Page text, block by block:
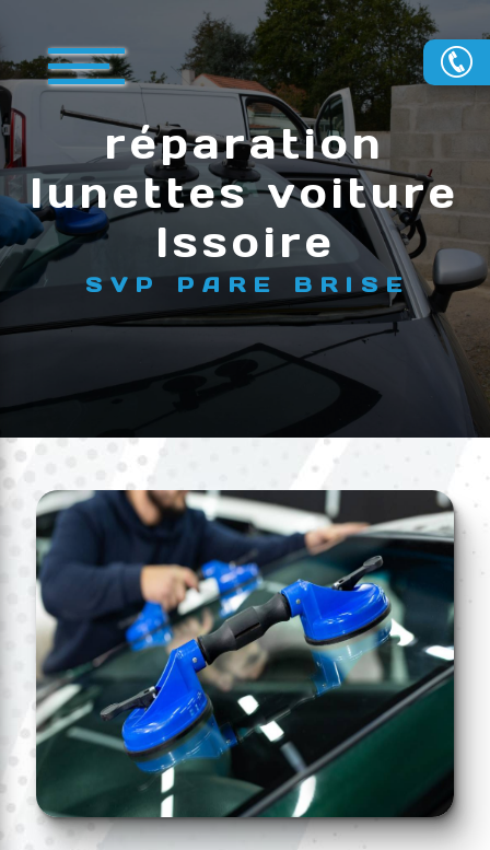
réparation
lunettes voiture
Issoire
SVP PARE BRISE
Panneau de gestion des cookies